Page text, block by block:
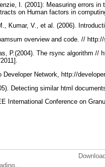
I. (2001): Measuring errors
on Human factors in
Kumar, V., et al. (2006).
overview and code. //
P.(2004). The rsync algorithm //
Developer Network, http://
Detecting similar html
International Conference on